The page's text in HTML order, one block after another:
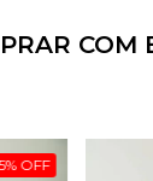
COM
% OFF